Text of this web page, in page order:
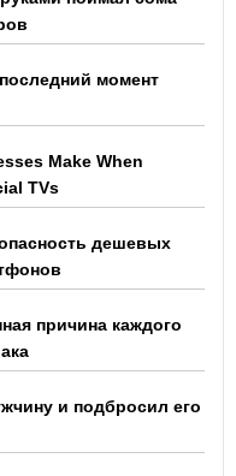
момент
Make When
TVs
дешевых
причина каждого
и подбросил его